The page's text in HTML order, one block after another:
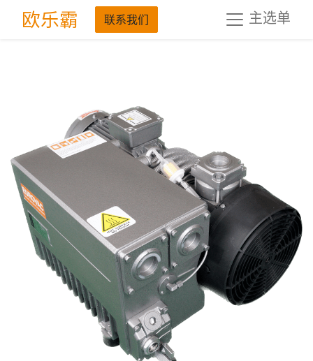
欧乐霸 联系我们 主选单